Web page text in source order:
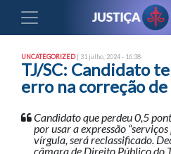
UNCATEGORIZED| 31 julho, 2024 - 16:38
TJ/SC: Candidato
erro na correção
Candidato que perdeu 0,5
por usar a expressão
vírgula, será reclassificado.
câmara de Direito Público do